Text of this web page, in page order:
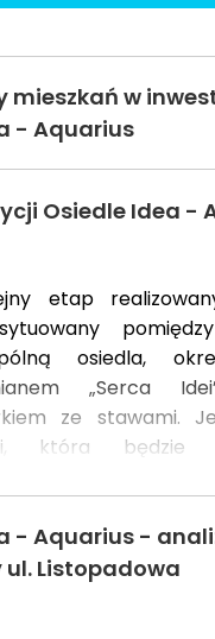
mieszkań w
- Aquarius
Osiedle Idea -
etap
osiedla,
„Serca
ze stawami.
która będzie
tymi strefami. W
na
infrastruktury, w
- Aquarius -
ul. Listopadowa